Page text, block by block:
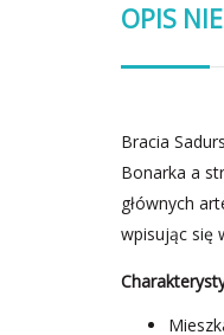
OPIS
Bracia
Bonarka a
głównych
wpisując się